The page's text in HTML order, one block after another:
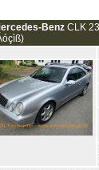
Benz CLK